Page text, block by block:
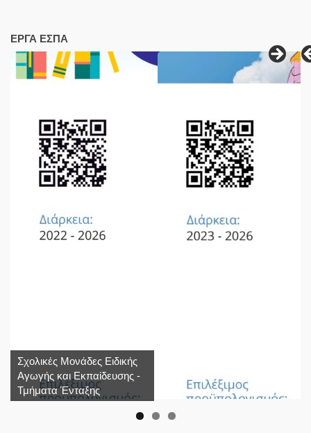
ΕΡΓΑ ΕΣΠΑ
Σχολικές Μονάδες Ειδικής
Αγωγής και Εκπαίδευσης -
Τμήματα Ένταξης